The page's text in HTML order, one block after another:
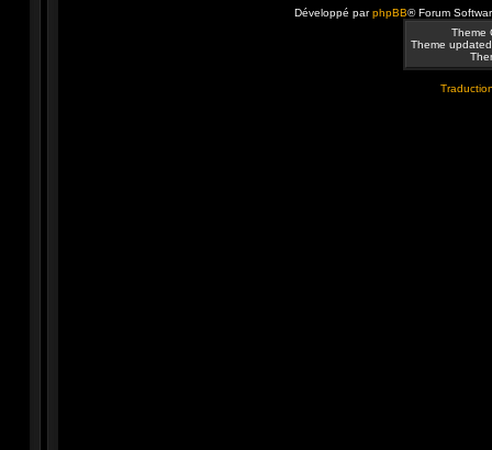
Développé parphpBB® Forum
Theme
Theme